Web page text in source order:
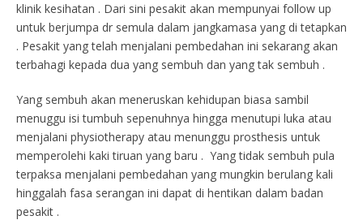
klinik kesihatan . Dari sini pesakit akan mempunyai follow up
untuk berjumpa dr semula dalam jangkamasa yang di tetapkan
. Pesakit yang telah menjalani pembedahan ini sekarang akan
terbahagi kepada dua yang sembuh dan yang tak sembuh .
Yang sembuh akan meneruskan kehidupan biasa sambil
menuggu isi tumbuh sepenuhnya hingga menutupi luka atau
menjalani physiotherapy atau menunggu prosthesis untuk
memperolehi kaki tiruan yang baru . Yang tidak sembuh pula
terpaksa menjalani pembedahan yang mungkin berulang kali
hinggalah fasa serangan ini dapat di hentikan dalam badan
pesakit .